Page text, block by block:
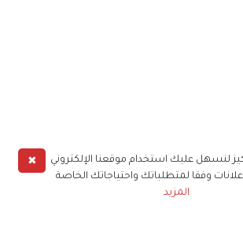
✖
لنسهل عليك استخدام موقعنا الإلكتروني
وفقا لمتطلباتك واحتياجاتك الخاصة
المزيد